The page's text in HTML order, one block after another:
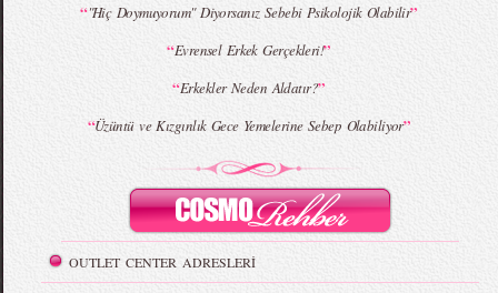
“"Hiç Doymuyorum" Diyorsanız Sebebi Psikolojik Olabilir”
“Evrensel Erkek Gerçekleri!”
“Erkekler Neden Aldatır?”
“Üzüntü ve Kızgınlık Gece Yemelerine Sebep Olabiliyor”
OUTLET CENTER ADRESLERİ